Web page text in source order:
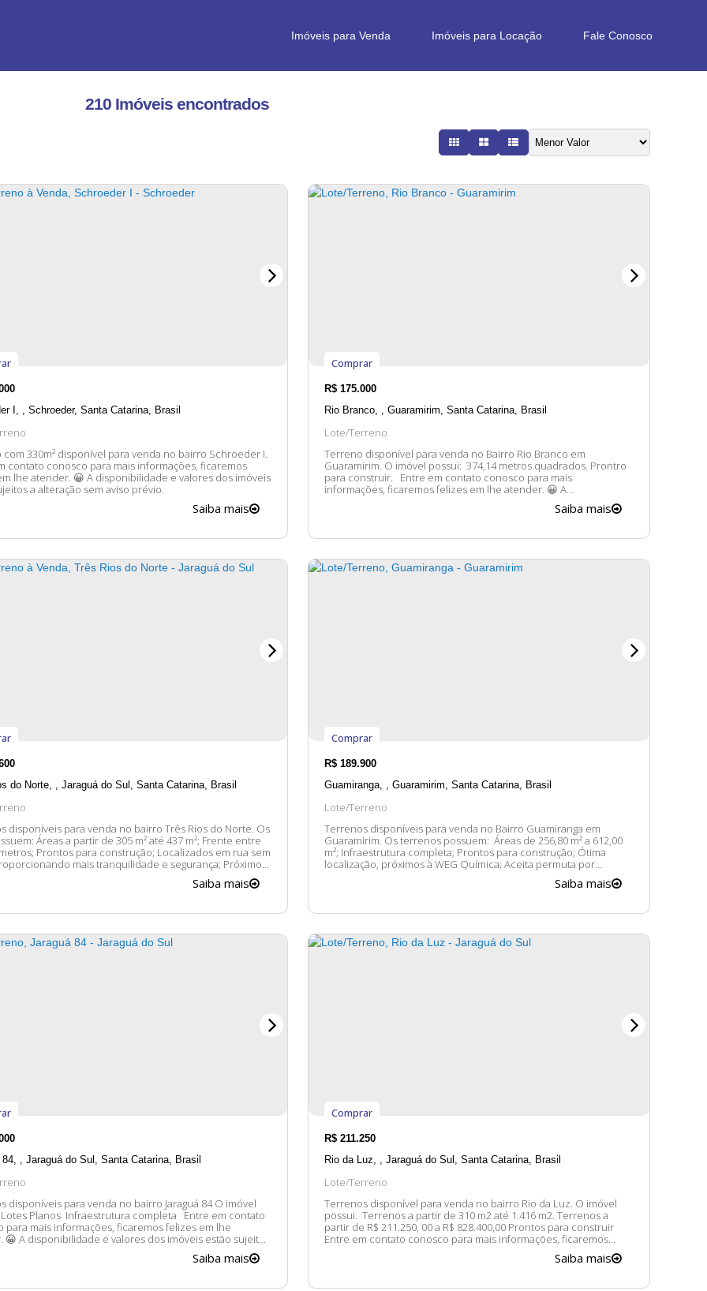
Fale Conosco
Imóveis para Locação
Imóveis para Venda
210 Imóveis encontrados
I
Schroeder, Santa Catarina, Brasil
330m² disponível para venda no bairro Schroeder I.
contato conosco para mais informações, ficaremos
😀 A disponibilidade e valores dos imóveis
a alteração sem aviso prévio.
Saiba mais
Lote/Terreno
R$ 175.000
Rio Branco
,Guaramirim ,Santa Catarina Brasil
Terreno disponível para venda no Bairro Rio Branco em
Guaramirim. O imóvel possui: 374,14 metros quadrados. Prontro
para construir. Entre em contato conosco para mais
informações, ficaremos felizes em lhe atender. 😀 A
disponibilidade e valores dos imóveis estão sujeitos a alteração
Comprar
Saiba mais
do Norte
Jaraguá do Sul Santa Catarina, Brasil
disponíveis para venda no bairro Três Rios do Norte. Os
m² até 437 m²; Frente entre
Prontos para construção; Localizados em rua sem
mais tranquilidade e segurança; Próximos
ficaremos felizes em lhe atender. 😀 A disponibilidade e...
Saiba mais
Lote/Terreno
R$ 189.900
Guamiranga
,Guaramirim ,Santa Catarina Brasil
Terrenos disponíveis para venda no Bairro Guamiranga em
Guaramirim. Os terrenos possuem: Áreas de 256,80 m² a 612,00
m²; Infraestrutura completa; Prontos para construção; Ótima
localização, próximos à WEG Química; Aceita permuta por
Comprar
Saiba mais
84
Jaraguá do Sul Santa Catarina, Brasil
para venda no bairro Jaraguá 84 O imóvel
para mais informações, ficaremos felizes em lhe
estão sujeitos
Saiba mais
Lote/Terreno
R$ 211.250
Rio da Luz
,Jaraguá do Sul ,Santa Catarina Brasil
Terrenos disponível para venda no bairro Rio da Luz. O imóvel
possui: Terrenos a partir de 310 m2 até 1.416 m2. Terrenos a
partir de R$ 211.250, 00 a R$ 828.400,00 Prontos para construir
Entre em contato conosco para mais informações, ficaremos
Comprar
Saiba mais